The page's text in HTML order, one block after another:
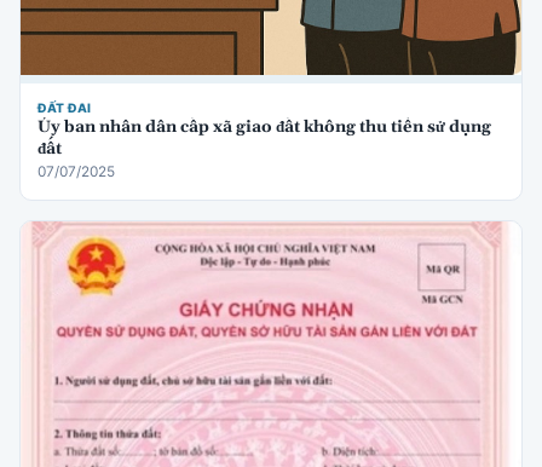
ĐẤT ĐAI
Ủy ban nhân dân cấp xã giao đất không thu tiền sử dụng
đất
07/07/2025